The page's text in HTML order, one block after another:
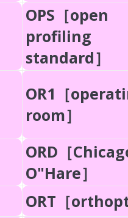
OPS［open
profiling
standard］
OR1［
room］
ORD［
O"Hare］
ORT［